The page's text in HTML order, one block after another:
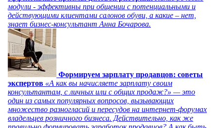
модули - эффективны при общении с потенциальными и
действующими клиентами салонов обуви, а какие – нет,
знает бизнес-консультант Анна Бочарова.
Формируем зарплату продавцов: советы
экспертов «А как вы начисляете зарплату своим
консультантам, с личных или с общих продаж?» — это
один из самых популярных вопросов, вызывающих
множество разногласий и пересудов на интернет-форумах
владельцев розничного бизнеса. Действительно, как же